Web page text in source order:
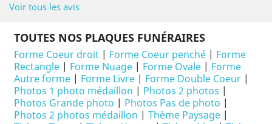
Voir tous les avis
TOUTES NOS PLAQUES FUNÉRAIRES
Forme Coeur droit | Forme Coeur penché | Forme
Rectangle | Forme Nuage | Forme Ovale | Forme
Autre forme | Forme Livre | Forme Double Coeur |
Photos 1 photo médaillon | Photos 2 photos |
Photos Grande photo | Photos Pas de photo |
Photos 2 photos médaillon | Thème Paysage |